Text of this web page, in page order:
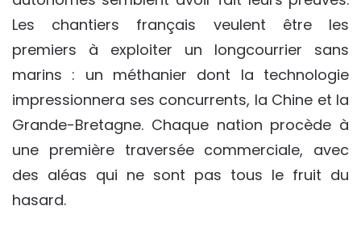
Les chantiers français veulent être les
premiers à exploiter un longcourrier sans
marins : un méthanier dont la technologie
impressionnera ses concurrents, la Chine et la
Grande-Bretagne. Chaque nation procède à
une première traversée commerciale, avec
des aléas qui ne sont pas tous le fruit du
hasard.